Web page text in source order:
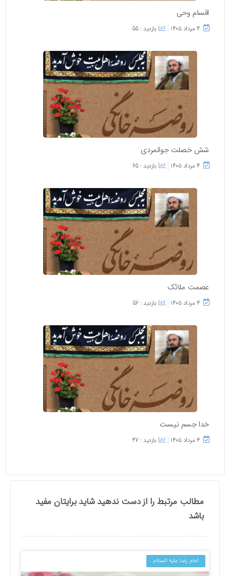
اقسام وحی
۴ مرداد ۱۴۰۵ بازدید : 55
شش خصلت جوانمردی
۴ مرداد ۱۴۰۵ بازدید : 65
عصمت ملائک
۴ مرداد ۱۴۰۵ بازدید : 56
خدا جسم نیست
۴ مرداد ۱۴۰۵ بازدید : 47
مطالب مرتبط را از دست ندهید شاید برایتان مفید
باشد
امام رضا علیه السلام